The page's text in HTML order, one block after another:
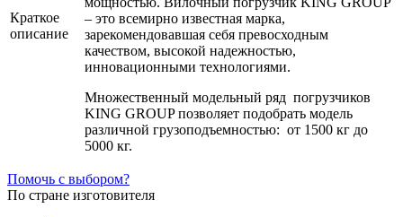
Краткое
описание
– это всемирно известная марка,
зарекомендовавшая себя превосходным
качеством, высокой надежностью,
инновационными технологиями.
Множественный модельный ряд погрузчиков
KING GROUP позволяет подобрать модель
различной грузоподъемностью: от 1500 кг до
5000 кг.
Помочь с выбором?
По стране изготовителя